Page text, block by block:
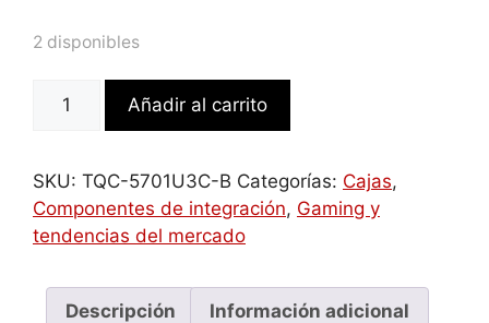
2 disponibles
TooQ
ATX
cantidad
Añadir al carrito
SKU: TQC-5701U3C-B Categorías: Cajas,
Componentes de integración, Gaming y
tendencias del mercado
Descripción Información adicional